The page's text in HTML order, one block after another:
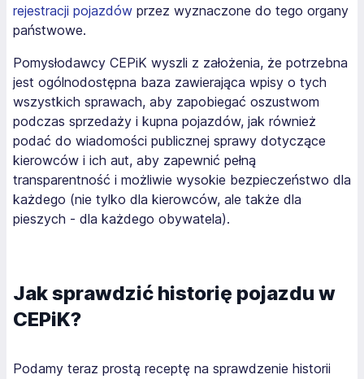
rejestracji pojazdów przez wyznaczone do tego organy
państwowe.
Pomysłodawcy CEPiK wyszli z założenia, że potrzebna
jest ogólnodostępna baza zawierająca wpisy o tych
wszystkich sprawach, aby zapobiegać oszustwom
podczas sprzedaży i kupna pojazdów, jak również
podać do wiadomości publicznej sprawy dotyczące
kierowców i ich aut, aby zapewnić pełną
transparentność i możliwie wysokie bezpieczeństwo dla
każdego (nie tylko dla kierowców, ale także dla
pieszych - dla każdego obywatela).
Jak sprawdzić historię pojazdu w
CEPiK?
Podamy teraz prostą receptę na sprawdzenie historii